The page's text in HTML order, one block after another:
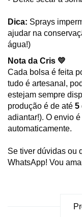
Dica: Sprays
ajudar na
água!)
Nota da Cris 💛
Cada bolsa é feita
tudo é artesanal,
estejam sempre
produção é de até 5
adiantar!). O envio
automaticamente.
Se tiver dúvidas ou
WhatsApp! Vou